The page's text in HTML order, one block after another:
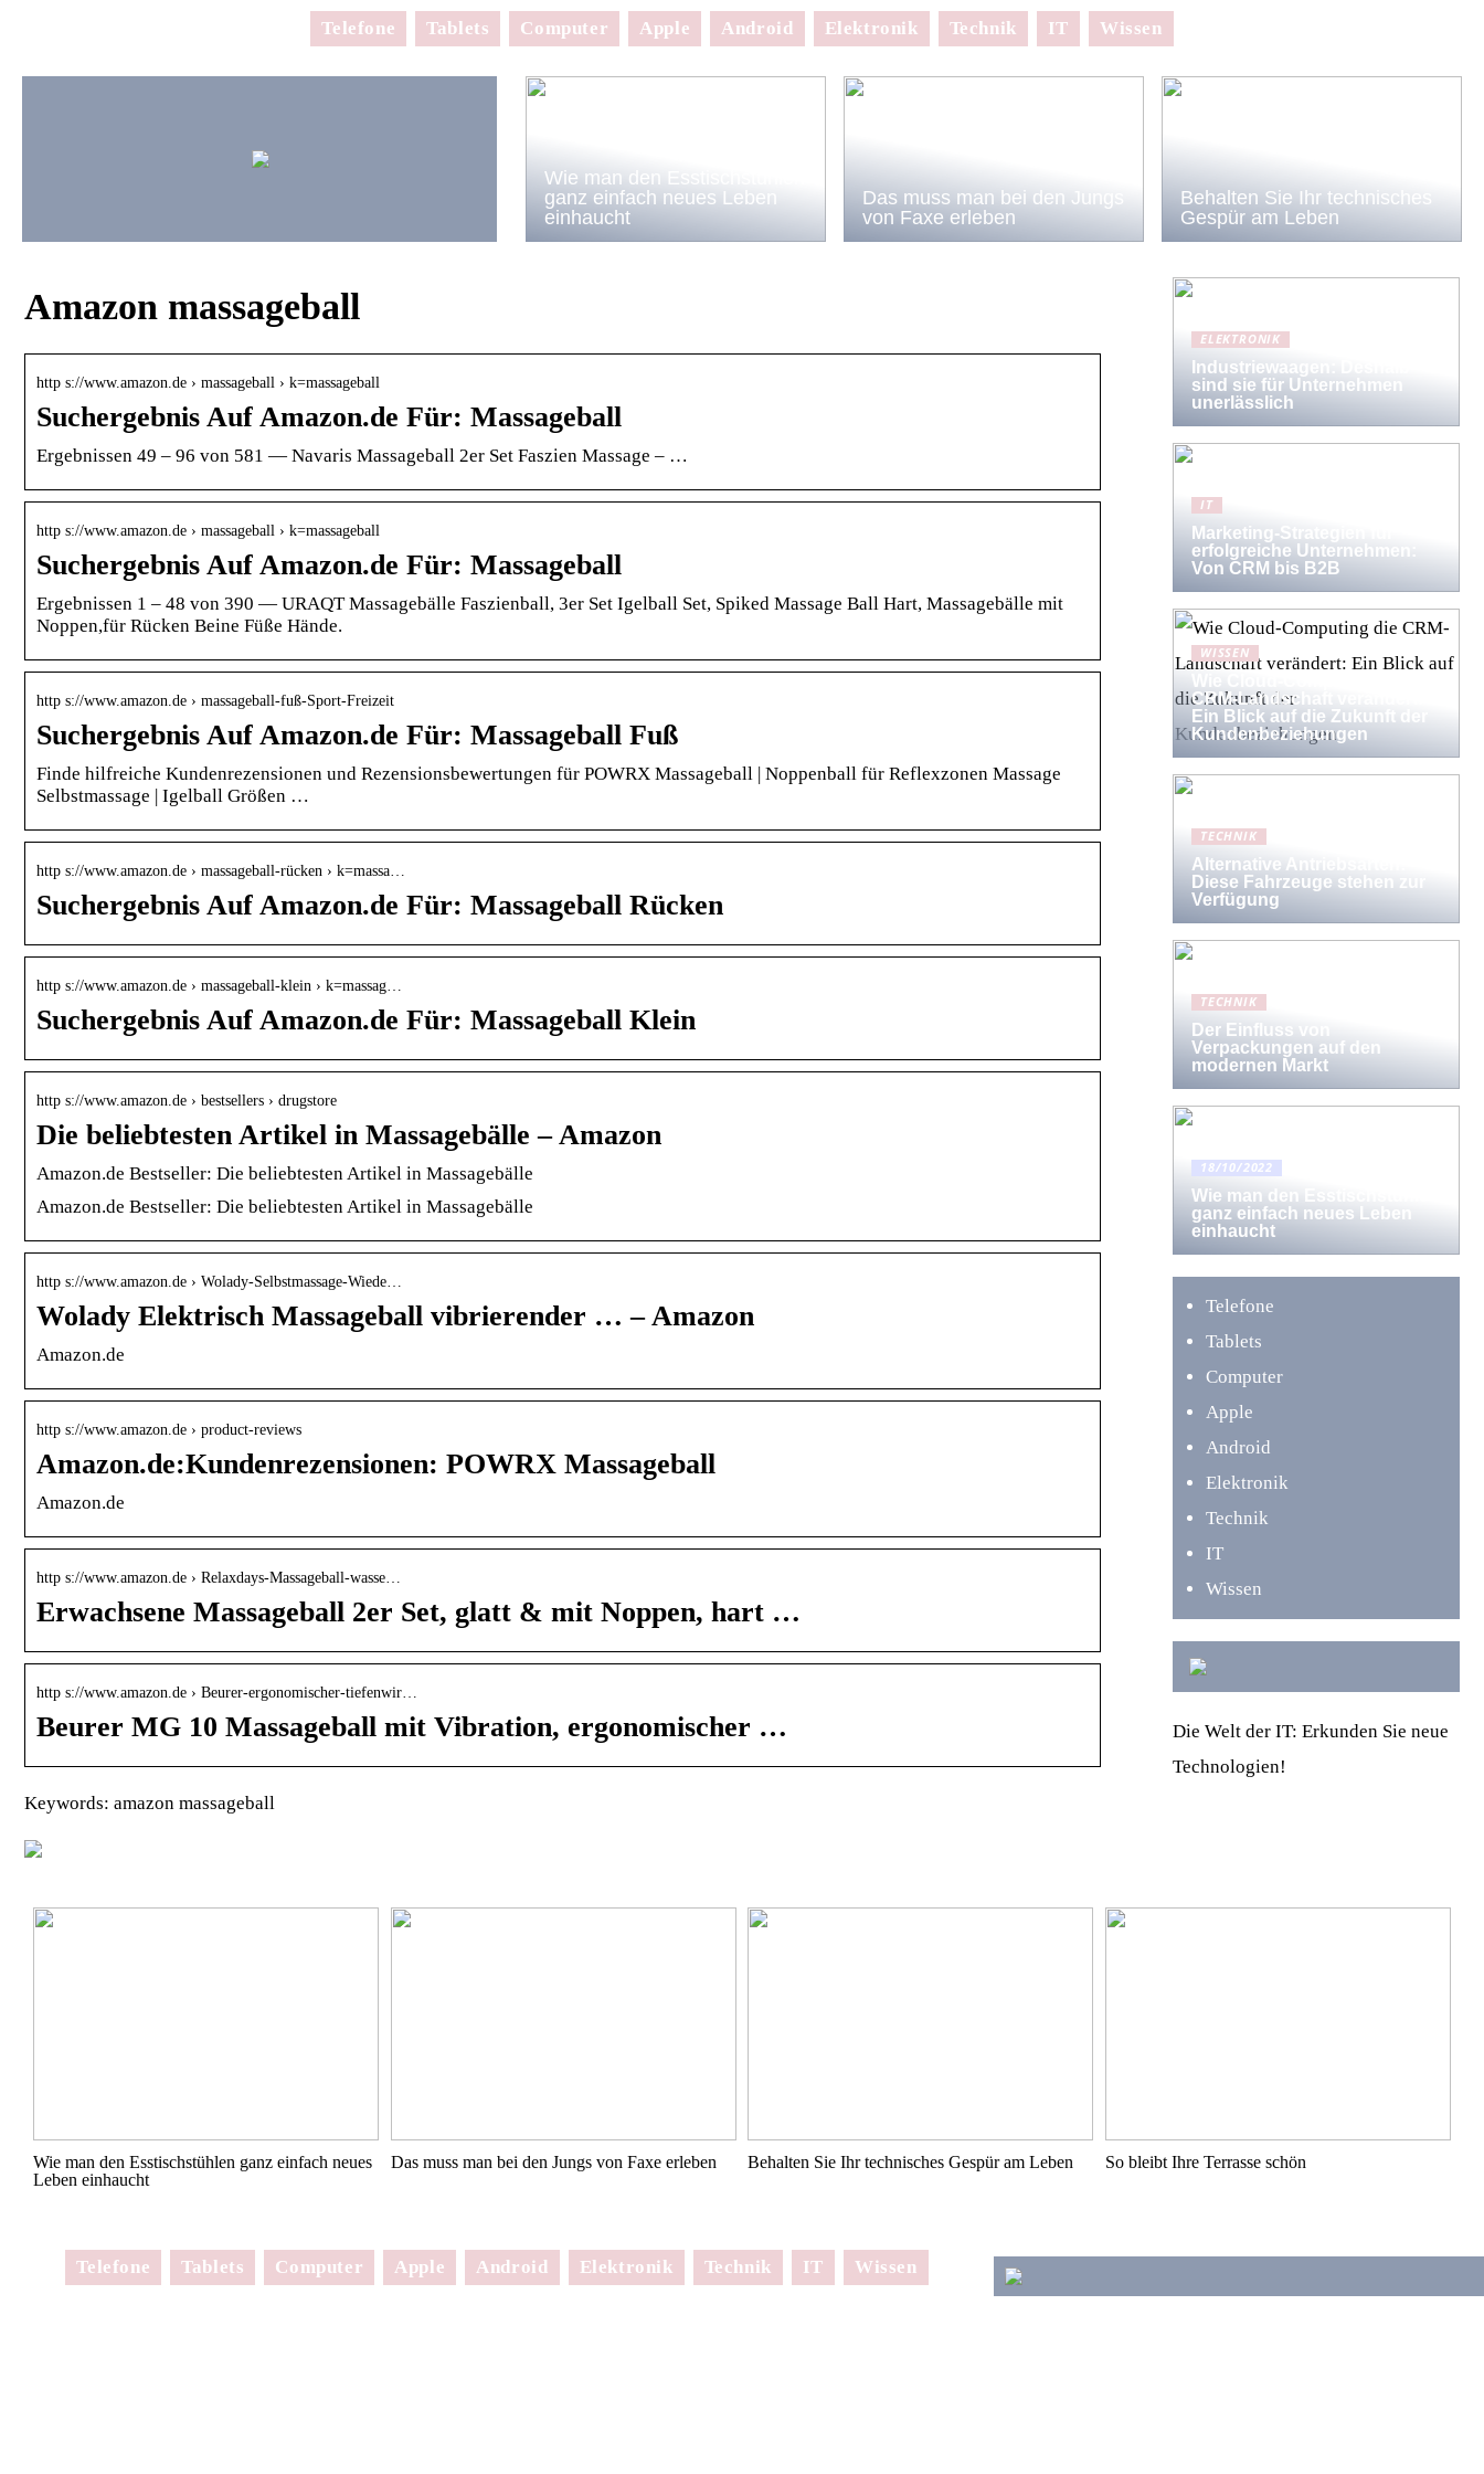
Telefone Tablets Computer Apple Android Elektronik Technik IT Wissen
Wie man den Esstischstühlen
ganz einfach neues Leben
einhaucht
Das muss man bei den Jungs
von Faxe erleben
Behalten Sie Ihr technisches
Gespür am Leben
Amazon massageball
http s://www.amazon.de › massageball › k=massageball
Suchergebnis Auf Amazon.de Für: Massageball
Ergebnissen 49 – 96 von 581 — Navaris Massageball 2er Set Faszien Massage – …
http s://www.amazon.de › massageball › k=massageball
Suchergebnis Auf Amazon.de Für: Massageball
Ergebnissen 1 – 48 von 390 — URAQT Massagebälle Faszienball, 3er Set Igelball Set, Spiked Massage Ball Hart, Massagebälle mit
Noppen,für Rücken Beine Füße Hände.
http s://www.amazon.de › massageball-fuß-Sport-Freizeit
Suchergebnis Auf Amazon.de Für: Massageball Fuß
Finde hilfreiche Kundenrezensionen und Rezensionsbewertungen für POWRX Massageball | Noppenball für Reflexzonen Massage
Selbstmassage | Igelball Größen …
http s://www.amazon.de › massageball-rücken › k=massa…
Suchergebnis Auf Amazon.de Für: Massageball Rücken
http s://www.amazon.de › massageball-klein › k=massag…
Suchergebnis Auf Amazon.de Für: Massageball Klein
http s://www.amazon.de › bestsellers › drugstore
Die beliebtesten Artikel in Massagebälle – Amazon
Amazon.de Bestseller: Die beliebtesten Artikel in Massagebälle
Amazon.de Bestseller: Die beliebtesten Artikel in Massagebälle
http s://www.amazon.de › Wolady-Selbstmassage-Wiede…
Wolady Elektrisch Massageball vibrierender … – Amazon
Amazon.de
http s://www.amazon.de › product-reviews
Amazon.de:Kundenrezensionen: POWRX Massageball
Amazon.de
http s://www.amazon.de › Relaxdays-Massageball-wasse…
Erwachsene Massageball 2er Set, glatt & mit Noppen, hart …
http s://www.amazon.de › Beurer-ergonomischer-tiefenwir…
Beurer MG 10 Massageball mit Vibration, ergonomischer …
Keywords: amazon massageball
ELEKTRONIK
Industriewaagen: Deshalb
sind sie für Unternehmen
unerlässlich
IT
Marketing-Strategien für
erfolgreiche Unternehmen:
Von CRM bis B2B
WISSEN
Wie Cloud-Computing die
CRM-Landschaft verändert:
Ein Blick auf die Zukunft der
Kundenbeziehungen
TECHNIK
Alternative Antriebsarten:
Diese Fahrzeuge stehen zur
Verfügung
TECHNIK
Der Einfluss von
Verpackungen auf den
modernen Markt
18/10/2022
Wie man den Esstischstühlen
ganz einfach neues Leben
einhaucht
Telefone
Tablets
Computer
Apple
Android
Elektronik
Technik
IT
Wissen
Die Welt der IT: Erkunden Sie neue
Technologien!
Wie man den Esstischstühlen ganz einfach neues
Leben einhaucht
Das muss man bei den Jungs von Faxe erleben Behalten Sie Ihr technisches Gespür am Leben So bleibt Ihre Terrasse schön
Telefone Tablets Computer Apple Android Elektronik Technik IT Wissen